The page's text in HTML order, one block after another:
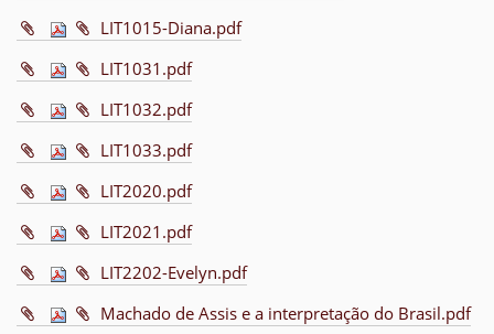
LIT1015-Diana.pdf
LIT1031.pdf
LIT1032.pdf
LIT1033.pdf
LIT2020.pdf
LIT2021.pdf
LIT2202-Evelyn.pdf
Machado de Assis e a interpretação do Brasil.pdf